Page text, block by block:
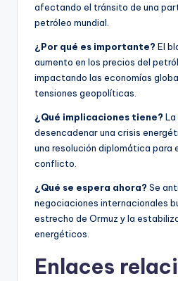
afectando el tránsito de una
petróleo mundial.
¿Por qué es importante? El
aumento en los precios del
impactando las economías
tensiones geopolíticas.
¿Qué implicaciones tiene?
desencadenar una crisis
una resolución diplomática para
conflicto.
¿Qué se espera ahora? Se
negociaciones internacionales
estrecho de Ormuz y la
energéticos.
Enlaces